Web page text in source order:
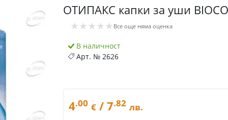
Кости и стави Нервна система
Храносмилателна
Хомеопатия
ОТИПАКС капки за уши
★★★★★ Все още няма оценка
В наличност
Арт. № 2626
4.00 € / 7.82 лв.